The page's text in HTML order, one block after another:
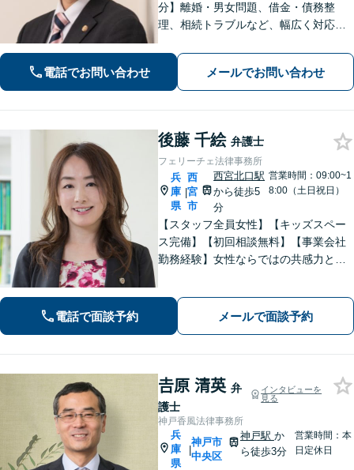
分】離婚・男女問題、借金・債務整
理、相続トラブルなど、幅広く対応可
すい説明を心がけています。依頼者さ
まの置かれている状況と希望に沿った
最善の解決を目指します。
電話でお問い合わせ メールでお問い合わせ
後藤 千絵 弁護士
フェリーチェ法律事務所
兵
庫
県
|
西
宮
市
西宮北口駅
から徒歩5
分
営業時間：09:00~1
8:00（土日祝日）
【スタッフ全員女性】【キッズスペー
ス完備】【初回相談無料】【事業会社
勤務経験】女性ならではの共感力とコ
利を守ります。特に離婚や相続など家
族の事案が得意です。
電話で面談予約 メールで面談予約
𠮷原 清英 弁
護士
インタビューを
見る
神戸香風法律事務所
兵
庫
県
|
神戸市
中央区
神戸駅 か
ら徒歩3分
営業時間：本
日定休日